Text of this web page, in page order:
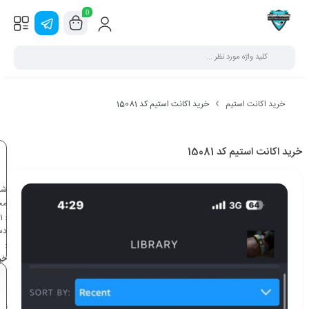
0
خرید اکانت استیم خرید اکانت استیم کد 15081
خرید اکانت استیم کد 15081
:
: